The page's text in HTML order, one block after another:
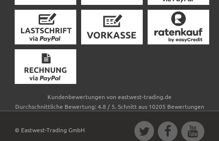
Kundenbewertungen von eastwest-trading.de
Durchschnittliche Bewertung: 4.8 / 5. Schnitt aus 10205 Bewertungen
© Eastwest-Trading GmbH